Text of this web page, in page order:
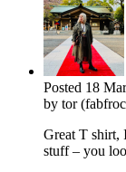
Posted 18
by tor
Great T shirt,
stuff – you